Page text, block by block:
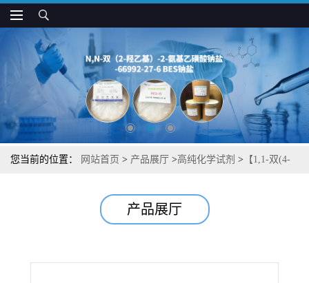
您当前的位置： 网站首页 > 产品展厅 >高纯化学试剂 > 【1,1-双(4-
现货供应咨询张军【3282-99-3】产品展厅